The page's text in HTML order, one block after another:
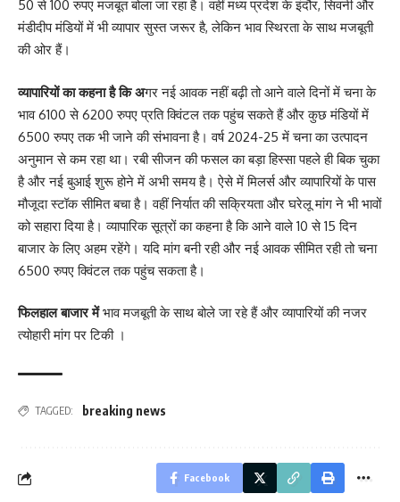
50 से 100 रुपए मजबूत बोला जा रहा है। वहीं मध्य प्रदेश के इंदौर, सिवनी और
मंडीदीप मंडियों में भी व्यापार सुस्त जरूर है, लेकिन भाव स्थिरता के साथ मजबूती
की ओर हैं।
व्यापारियों का कहना है कि अगर नई आवक नहीं बढ़ी तो आने वाले दिनों में चना के
भाव 6100 से 6200 रुपए प्रति क्विंटल तक पहुंच सकते हैं और कुछ मंडियों में
6500 रुपए तक भी जाने की संभावना है। वर्ष 2024-25 में चना का उत्पादन
अनुमान से कम रहा था। रबी सीजन की फसल का बड़ा हिस्सा पहले ही बिक चुका
है और नई बुआई शुरू होने में अभी समय है। ऐसे में मिलर्स और व्यापारियों के पास
मौजूदा स्टॉक सीमित बचा है। वहीं निर्यात की सक्रियता और घरेलू मांग ने भी भावों
को सहारा दिया है। व्यापारिक सूत्रों का कहना है कि आने वाले 10 से 15 दिन
बाजार के लिए अहम रहेंगे। यदि मांग बनी रही और नई आवक सीमित रही तो चना
6500 रुपए क्विंटल तक पहुंच सकता है।
फिलहाल बाजार मेंभाव मजबूती के साथ बोले जा रहे हैं और व्यापारियों की नजर
त्योहारी मांग पर टिकी ।
TAGGED: breaking news
Facebook